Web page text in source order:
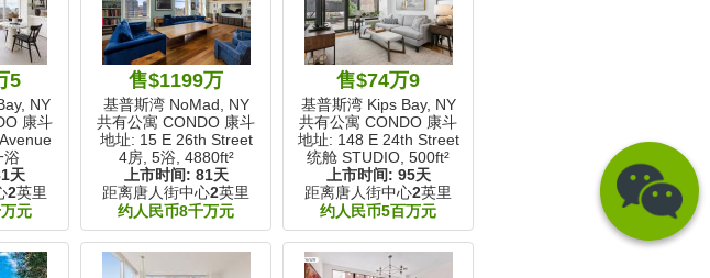
5
NY
康斗
浴
天
2英里
元
售$1199万
基普斯湾 NoMad, NY
共有公寓 CONDO 康斗
地址: 15 E 26th Street
4房, 5浴, 4880ft²
上市时间: 81天
距离唐人街中心2英里
约人民币8千万元
售$74万9
基普斯湾 Kips Bay, NY
共有公寓 CONDO 康斗
地址: 148 E 24th Street
统舱 STUDIO,500ft²
上市时间: 95天
距离唐人街中心2英里
约人民币5百万元